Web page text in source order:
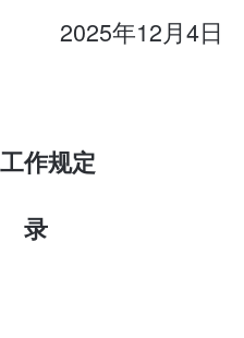
2025年12月4日
作规定
录